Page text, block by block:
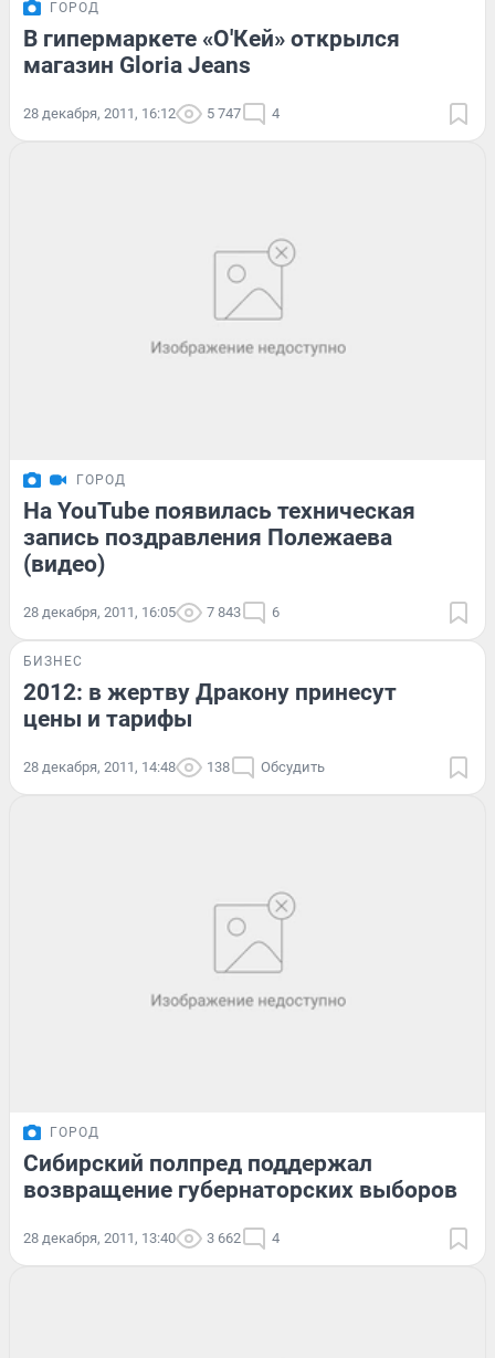
ГОРОД
В гипермаркете «О'Кей» открылся
магазин Gloria Jeans
28 декабря, 2011, 16:12 5 747 4
ГОРОД
На YouTube появилась техническая
запись поздравления Полежаева
(видео)
28 декабря, 2011, 16:05 7 843 6
БИЗНЕС
2012: в жертву Дракону принесут
цены и тарифы
28 декабря, 2011, 14:48 138 Обсудить
ГОРОД
Сибирский полпред поддержал
возвращение губернаторских выборов
28 декабря, 2011, 13:40 3 662 4